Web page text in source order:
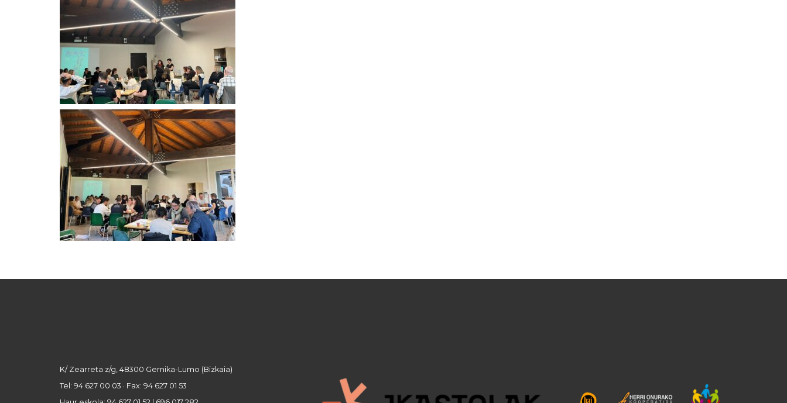
K/ Zearreta z/g, 48300 Gernika-Lumo (Bizkaia)
Tel: 94 627 00 03 · Fax: 94 627 01 53